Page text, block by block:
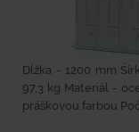
Dĺžka - 1200 mm
97,3 kg Materiál -
práškovou farbou